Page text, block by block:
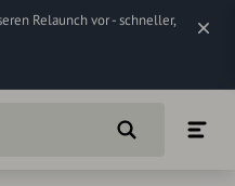
Relaunch vor - schneller,